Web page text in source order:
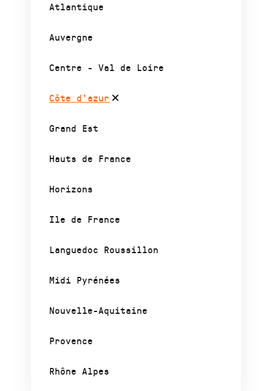
Atlantique
Auvergne
Centre - Val de Loire
Côte d’azur
Grand Est
Hauts de France
Horizons
Ile de France
Languedoc Roussillon
Midi Pyrénées
Nouvelle-Aquitaine
Provence
Rhône Alpes